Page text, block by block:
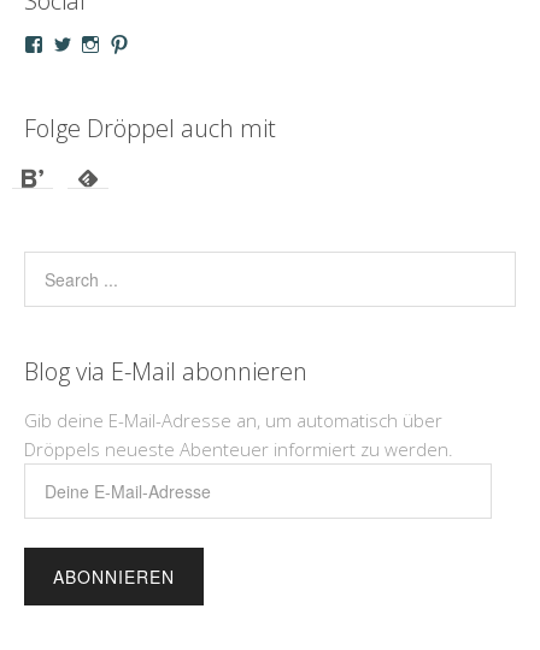
Profil
Facebook
anzeigen
Profil
Twitter
anzeigen
Profil
Instagram
anzeigen
Profil
Pinterest
anzeigen
Folge Dröppel auch mit
Blog via E-Mail abonnieren
Gib deine E-Mail-Adresse an, um automatisch über
Dröppels neueste Abenteuer informiert zu werden.
Adresse